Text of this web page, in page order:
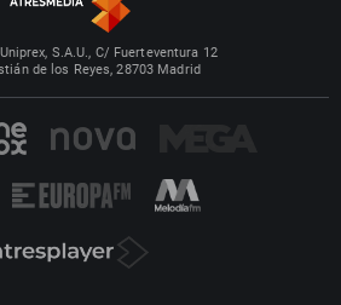
S.A.U., C/ Fuerteventura 12
de los Reyes, 28703 Madrid